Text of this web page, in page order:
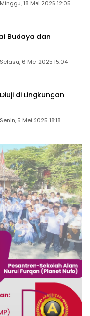
Minggu, 18 Mei 2025 12:05
Budaya dan
Selasa, 6 Mei 2025 15:04
di Lingkungan
Senin, 5 Mei 2025 18:18